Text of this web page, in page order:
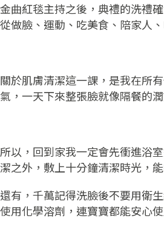
金曲紅毯主持之後，典禮的洗禮
從做臉、運動、吃美食、陪家人
關於肌膚清潔這一課，是我在所
氣，一天下來整張臉就像隔餐的
所以，回到家我一定會先衝進浴
潔之外，敷上十分鐘清潔時光，
還有，千萬記得洗臉後不要用衛
使用化學溶劑，連寶寶都能安心